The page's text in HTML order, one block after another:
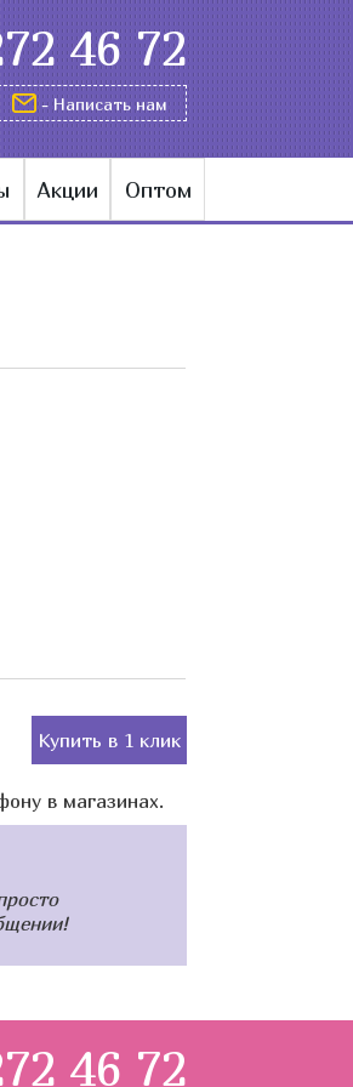
46 72
- Написать нам
Акции Оптом
Купить в 1 клик
в магазинах.
46 72